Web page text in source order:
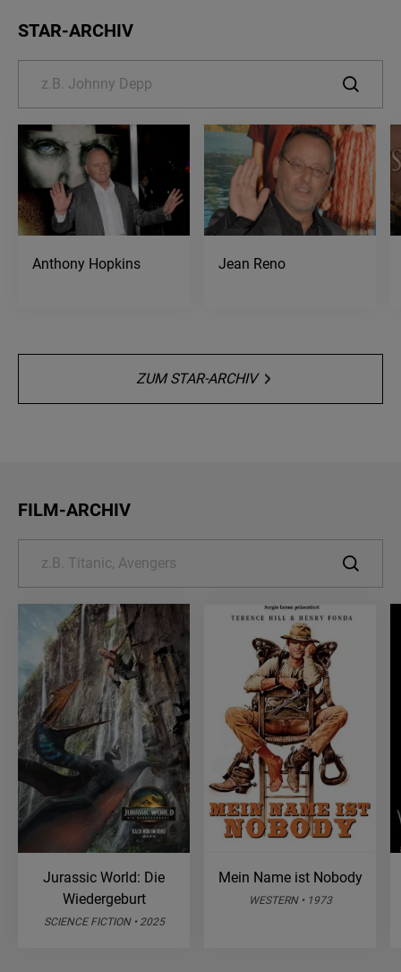
STAR-ARCHIV
Anthony Hopkins Jean Reno
ZUM STAR-ARCHIV
FILM-ARCHIV
Jurassic World: Die
Wiedergeburt
SCIENCE FICTION • 2025
Mein Name ist Nobody
WESTERN • 1973